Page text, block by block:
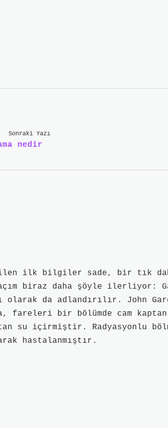
Sonraki Yazı
nedir
ilk bilgiler sade, bir tık
açım biraz daha şöyle ilerliyor:
olarak da adlandırılır. John
fareleri bir bölümde cam
su içirmiştir. Radyasyonlu
hastalanmıştır.